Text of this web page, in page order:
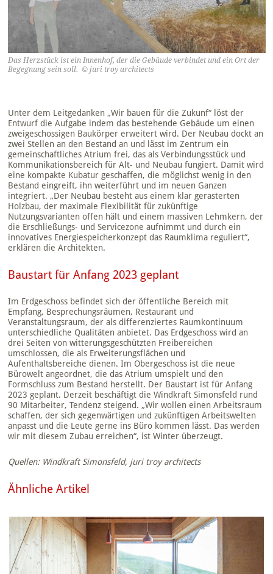
Das Herzstück ist ein Innenhof, der die Gebäude verbindet und ein Ort der
Begegnung sein soll. © juri troy architects
Unter dem Leitgedanken „Wir bauen für die Zukunf“ löst der
Entwurf die Aufgabe indem das bestehende Gebäude um einen
zweigeschossigen Baukörper erweitert wird. Der Neubau dockt an
zwei Stellen an den Bestand an und lässt im Zentrum ein
gemeinschaftliches Atrium frei, das als Verbindungsstück und
Kommunikationsbereich für Alt- und Neubau fungiert. Damit wird
eine kompakte Kubatur geschaffen, die möglichst wenig in den
Bestand eingreift, ihn weiterführt und im neuen Ganzen
integriert. „Der Neubau besteht aus einem klar gerasterten
Holzbau, der maximale Flexibilität für zukünftige
Nutzungsvarianten offen hält und einem massiven Lehmkern, der
die Erschließungs- und Servicezone aufnimmt und durch ein
innovatives Energiespeicherkonzept das Raumklima reguliert“,
erklären die Architekten.
Baustart für Anfang 2023 geplant
Im Erdgeschoss befindet sich der öffentliche Bereich mit
Empfang, Besprechungsräumen, Restaurant und
Veranstaltungsraum, der als differenziertes Raumkontinuum
unterschiedliche Qualitäten anbietet. Das Erdgeschoss wird an
drei Seiten von witterungsgeschützten Freibereichen
umschlossen, die als Erweiterungsflächen und
Aufenthaltsbereiche dienen. Im Obergeschoss ist die neue
Bürowelt angeordnet, die das Atrium umspielt und den
Formschluss zum Bestand herstellt. Der Baustart ist für Anfang
2023 geplant. Derzeit beschäftigt die Windkraft Simonsfeld rund
90 Mitarbeiter, Tendenz steigend. „Wir wollen einen Arbeitsraum
schaffen, der sich gegenwärtigen und zukünftigen Arbeitswelten
anpasst und die Leute gerne ins Büro kommen lässt. Das werden
wir mit diesem Zubau erreichen“, ist Winter überzeugt.
Quellen: Windkraft Simonsfeld, juri troy architects
Ähnliche Artikel